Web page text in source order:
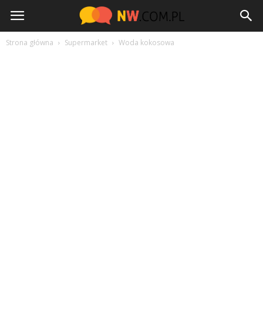
NW.com.pl
Strona główna Supermarket Woda kokosowa